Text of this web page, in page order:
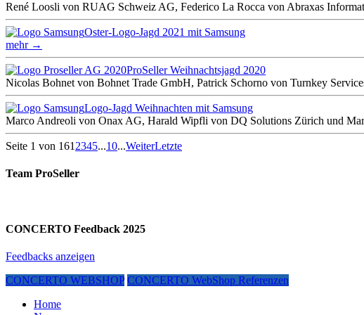
René Loosli von RUAG Schweiz AG, Federico La Rocca von Abraxas
Oster-Logo-Jagd 2021 mit Samsung
mehr →
ProSeller Weihnachtsjagd 2020
Nicolas Bohnet von Bohnet Trade GmbH, Patrick Schorno von Turnkey
Logo-Jagd Weihnachten mit Samsung
Marco Andreoli von Onax AG, Harald Wipfli von DQ Solutions Zürich und
Seite 1 von 161 2345...10...WeiterLetzte
Team ProSeller
CONCERTO Feedback 2025
Feedbacks anzeigen
CONCERTO WEBSHOP CONCERTO WebShop Referenzen
Home